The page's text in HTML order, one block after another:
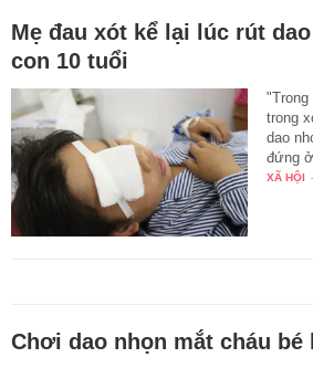
Mẹ đau xót kể lại lúc rút
con 10 tuổi
trong
dao
đứng
XÃ HỘI -
Chơi dao nhọn mắt cháu bé